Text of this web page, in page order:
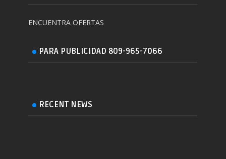
ENCUENTRA OFERTAS
PARA PUBLICIDAD 809-965-7066
RECENT NEWS